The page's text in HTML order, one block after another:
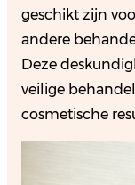
geschikt zijn
andere
Deze
veilige
cosmetische